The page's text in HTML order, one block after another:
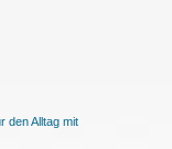
den Alltag mit